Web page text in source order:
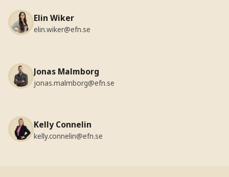
Elin Wiker
elin.wiker@efn.se
Jonas Malmborg
jonas.malmborg@efn.se
Kelly Connelin
kelly.connelin@efn.se